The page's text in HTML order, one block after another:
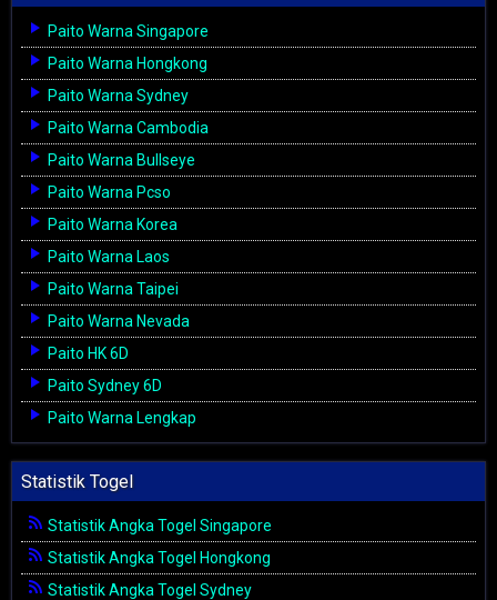
Paito Warna Singapore
Paito Warna Hongkong
Paito Warna Sydney
Paito Warna Cambodia
Paito Warna Bullseye
Paito Warna Pcso
Paito Warna Korea
Paito Warna Laos
Paito Warna Taipei
Paito Warna Nevada
Paito HK 6D
Paito Sydney 6D
Paito Warna Lengkap
Statistik Togel
Statistik Angka Togel Singapore
Statistik Angka Togel Hongkong
Statistik Angka Togel Sydney